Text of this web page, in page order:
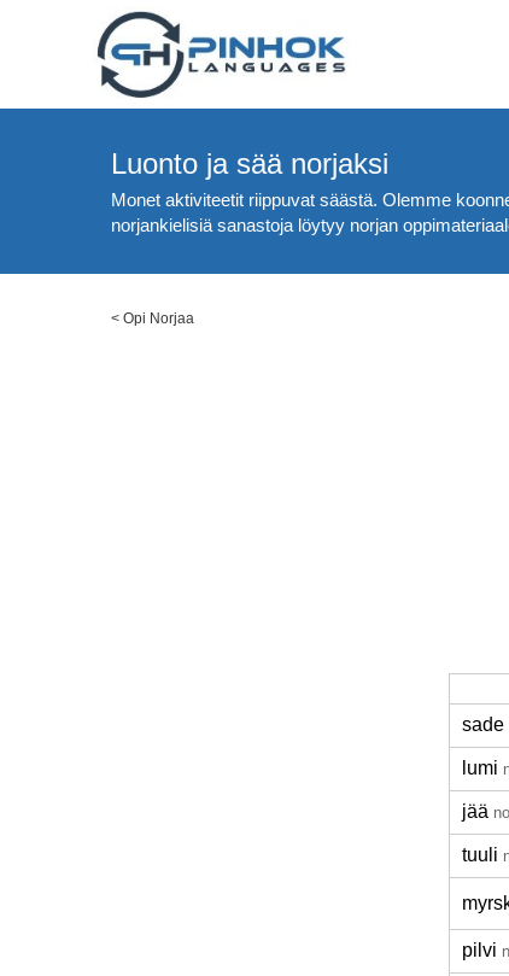
Luonto ja sää norjaksi
Monet aktiviteetit riippuvat säästä. Olemme
norjankielisiä sanastoja löytyy norjan
< Opi Norjaa
sade
lumi
jää
tuuli
pilvi